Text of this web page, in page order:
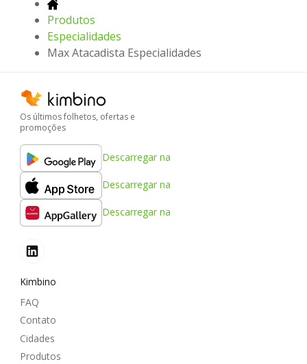
Produtos
Especialidades
Max Atacadista Especialidades
Os últimos folhetos, ofertas e
promoções
Descarregar na
Descarregar na
Descarregar na
Kimbino
FAQ
Contato
Cidades
Produtos